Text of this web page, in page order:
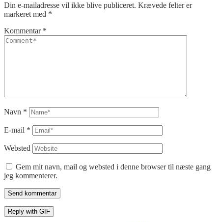
Din e-mailadresse vil ikke blive publiceret. Krævede felter er
markeret med *
Kommentar *
Navn *
E-mail *
Websted
Gem mit navn, mail og websted i denne browser til næste gang
jeg kommenterer.
Send kommentar
Reply with GIF